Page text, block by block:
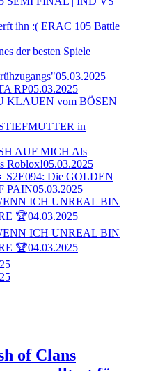
ihn :( ERAC 105 Battle
der besten Spiele
05.03.2025
RP05.03.2025
KLAUEN vom BÖSEN
in
AUF MICH Als
Roblox!05.03.2025
S2E094: Die GOLDEN
PAIN05.03.2025
ICH UNREAL BIN
🏆04.03.2025
ICH UNREAL BIN
🏆04.03.2025
of Clans